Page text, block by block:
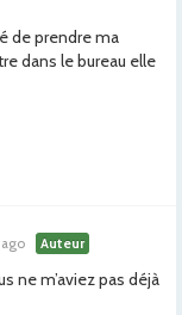
de prendre ma
dans le bureau elle
ago Auteur
ne m’aviez pas déjà